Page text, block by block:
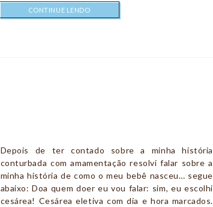
CONTINUE LENDO
Depois de ter contado sobre a minha história
conturbada com amamentação resolvi falar sobre a
minha história de como o meu bebê nasceu… segue
abaixo: Doa quem doer eu vou falar: sim, eu escolhi
cesárea! Cesárea eletiva com dia e hora marcados.